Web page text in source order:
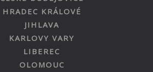
HRADEC KRÁLOVÉ
JIHLAVA
KARLOVY VARY
LIBEREC
OLOMOUC